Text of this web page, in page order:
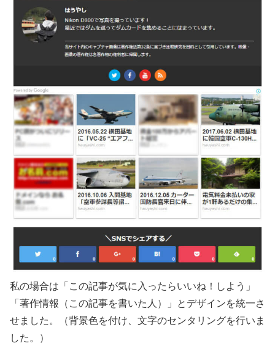
私の場合は「この記事が気に入ったらいいね！しよう」
「著作情報（この記事を書いた人）」とデザインを統一さ
せました。（背景色を付け、文字のセンタリングを行いま
した。）